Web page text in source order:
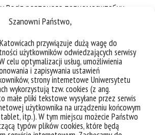
Szanowni Państwo,
przywiązuje dużą wagę do
użytkowników odwiedzających serwisy
celu optymalizacji usług, umożliwienia
i zapisywania ustawień
strony internetowe Uniwersytetu
wykorzystują tzw. cookies (z ang.
małe pliki tekstowe wysyłane przez serwis
użytkownika na urządzeniu końcowym
itp.). W tym miejscu możecie Państwo
typów plików cookies, które będą
Росія розпочала повномасштабну
що стало серйозним і навмисним
права.
актів агресії та спричинених ними
переміщення Маріупольського
(МДУ), одного з невід’ємних
Transform4Europe. Наші друзі та
демонструвати, ціною
втрат і в умовах постійної загрози,
силу та мужність, відстоюючи
та наше спільне бачення
«Підтримувати МДУ